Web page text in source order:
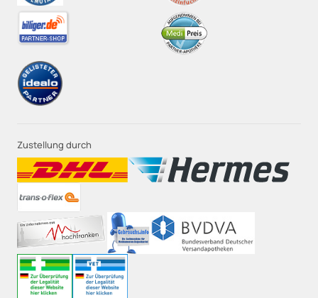
Zustellung durch